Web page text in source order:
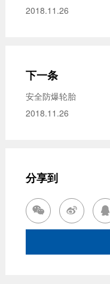
2018.11.26
下一条
安全防爆轮胎
2018.11.26
分享到
  